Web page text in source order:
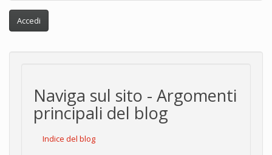
Accedi
Naviga sul sito - Argomenti
principali del blog
Indice del blog